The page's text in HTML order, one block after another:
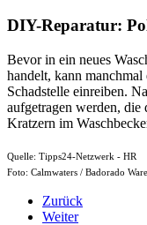
DIY-Reparatur:
Bevor in ein neues
handelt, kann
Schadstelle einreiben.
aufgetragen werden,
Kratzern im
Quelle: Tipps24-Netzwerk - HR
Foto: Calmwaters / Badorado
Zurück
Weiter